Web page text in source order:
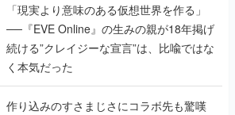
「現実より意味のある仮想世界を作る」
──『EVE Online』の生みの親が18年掲げ
続ける”クレイジーな宣言”は、比喩ではな
く本気だった
作り込みのすさまじさにコラボ先も驚嘆